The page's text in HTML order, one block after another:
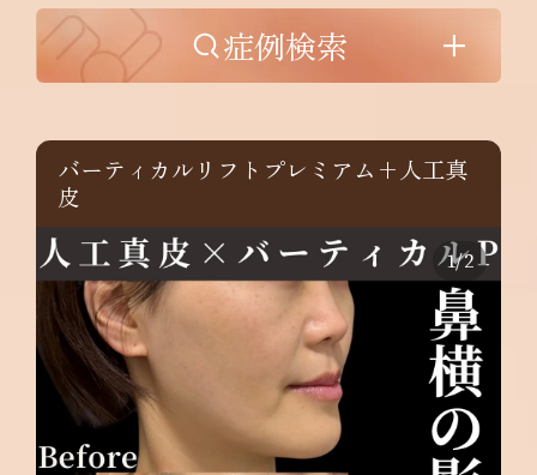
症例検索
バーティカルリフトプレミアム+人工真
皮
1/2